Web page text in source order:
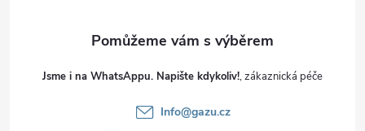
Jsme i na WhatsAppu. Napište kdykoliv!
Info@gazu.cz